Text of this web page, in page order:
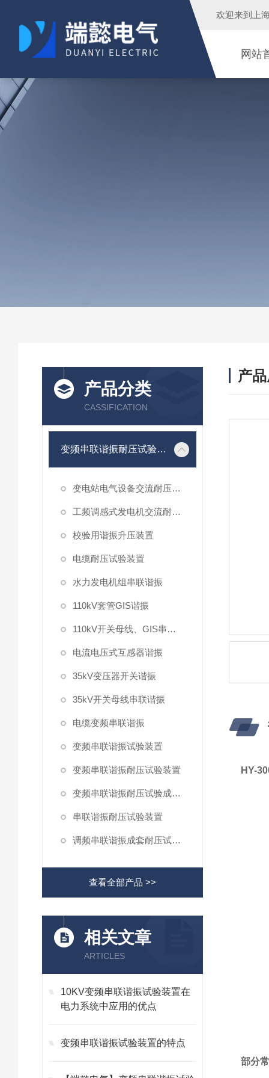
欢迎来到 上
网站
产品分类
CASSIFICATION
变频串联谐振耐压试验装置
变电站电气设备交流耐压谐振装置
工频调感式发电机交流耐压装置
校验用谐振升压装置
电缆耐压试验装置
水力发电机组串联谐振
110kV套管GIS谐振
110kV开关母线、GIS串联谐振
电流电压式互感器谐振
35kV变压器开关谐振
35kV开关母线串联谐振
电缆变频串联谐振
变频串联谐振试验装置
变频串联谐振耐压试验装置
变频串联谐振耐压试验成套装置
串联谐振耐压试验装置
调频串联谐振成套耐压试验装置
查看全部产品 >>
相关文章
ARTICLES
10KV变频串联谐振试验装置在
电力系统中应用的优点
变频串联谐振试验装置的特点
产
HY-
部分